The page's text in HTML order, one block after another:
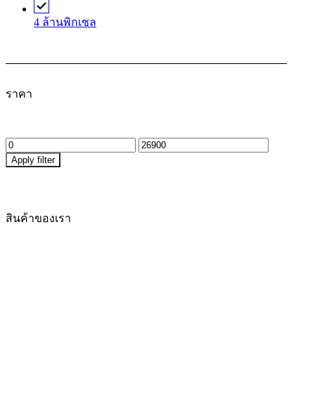
4 ล้านพิกเซล
ราคา
Apply filter
สินค้าของเรา